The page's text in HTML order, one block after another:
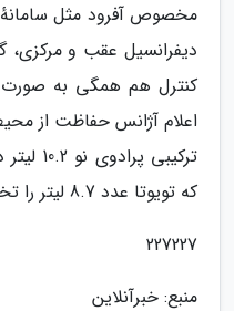
مخصوص آفرود مثل
دیفرانسیل عقب و
کنترل هم همگی به صورت
اعلام آژانس حفاظت از
که تویوتا عدد 8.7 لیتر را تخمین زده بود.
227227
منبع: خبرآنلاین